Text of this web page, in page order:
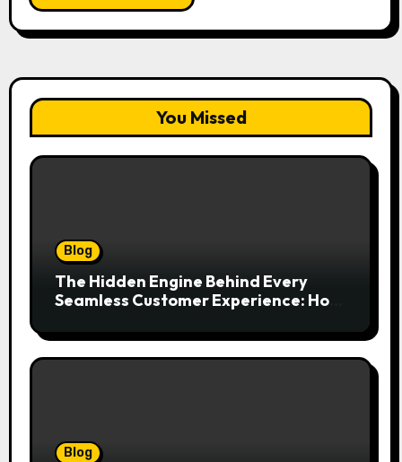
You Missed
Blog
The Hidden Engine Behind Every
Seamless Customer Experience: How
Transforms Service Businesses
Blog